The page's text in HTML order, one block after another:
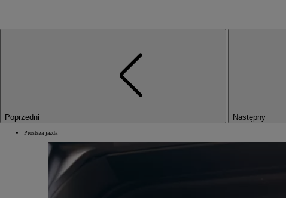
Yaris Cross
Poprzedni Następny
Prostsza jazda